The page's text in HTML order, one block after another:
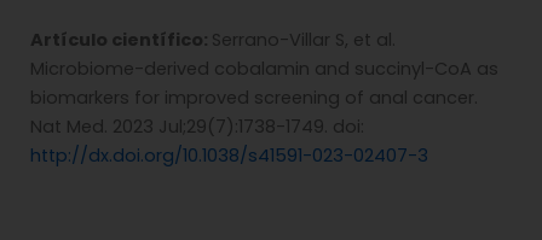
Artículo científico: Serrano-Villar S, et al.
Microbiome-derived cobalamin and succinyl-CoA as
biomarkers for improved screening of anal cancer.
Nat Med. 2023 Jul;29(7):1738-1749. doi:
http://dx.doi.org/10.1038/s41591-023-02407-3